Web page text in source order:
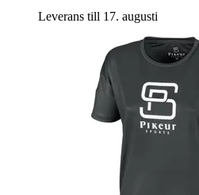
Leverans till 17. augusti